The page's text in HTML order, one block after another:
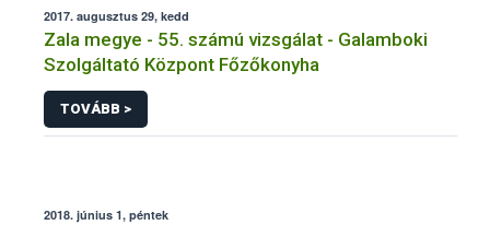
2017. augusztus 29, kedd
Zala megye - 55. számú vizsgálat - Galamboki
Szolgáltató Központ Főzőkonyha
TOVÁBB >
2018. június 1, péntek